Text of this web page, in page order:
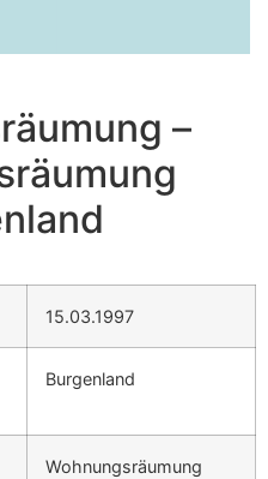
–
15.03.1997
Burgenland
Wohnungsräumung